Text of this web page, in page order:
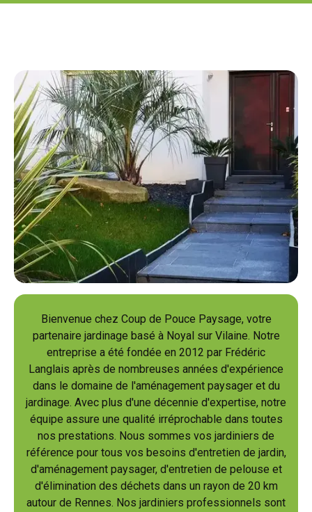
Bienvenue chez Coup de Pouce Paysage, votre
partenaire jardinage basé à Noyal sur Vilaine. Notre
entreprise a été fondée en 2012 par Frédéric
Langlais après de nombreuses années d'expérience
dans le domaine de l'aménagement paysager et du
jardinage. Avec plus d'une décennie d'expertise, notre
équipe assure une qualité irréprochable dans toutes
nos prestations. Nous sommes vos jardiniers de
référence pour tous vos besoins d'entretien de jardin,
d'aménagement paysager, d'entretien de pelouse et
d'élimination des déchets dans un rayon de 20 km
autour de Rennes. Nos jardiniers professionnels sont